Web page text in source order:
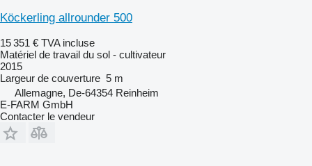
Köckerling allrounder 500
15 351 € TVA incluse
Matériel de travail du sol - cultivateur
2015
Largeur de couverture 5 m
Allemagne, De-64354 Reinheim
E-FARM GmbH
Contacter le vendeur